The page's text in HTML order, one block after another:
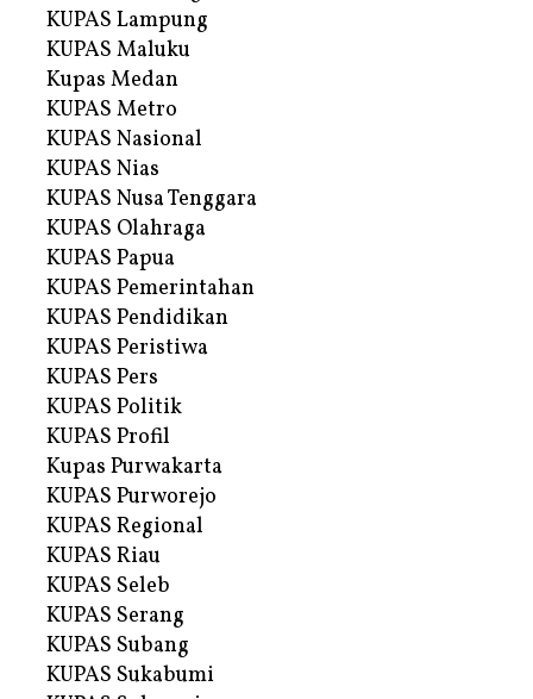
KUPAS Lampung
KUPAS Maluku
Kupas Medan
KUPAS Metro
KUPAS Nasional
KUPAS Nias
KUPAS Nusa Tenggara
KUPAS Olahraga
KUPAS Papua
KUPAS Pemerintahan
KUPAS Pendidikan
KUPAS Peristiwa
KUPAS Pers
KUPAS Politik
KUPAS Profil
Kupas Purwakarta
KUPAS Purworejo
KUPAS Regional
KUPAS Riau
KUPAS Seleb
KUPAS Serang
KUPAS Subang
KUPAS Sukabumi